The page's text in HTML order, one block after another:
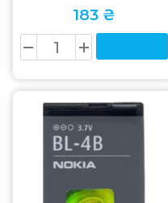
183 ₴